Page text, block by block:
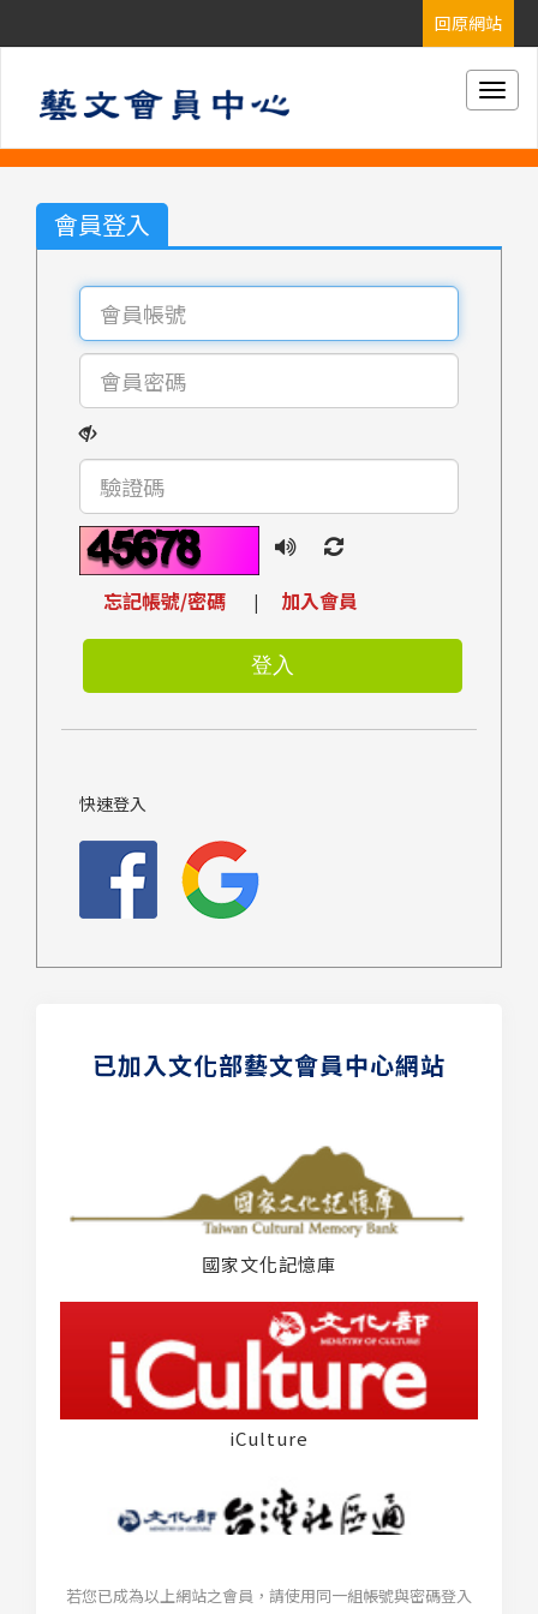
會員登入
忘記帳號/密碼 | 加入會員
快速登入
已加入文化部藝文會員中心網站
國家文化記憶庫
iCulture
若您已成為以上網站之會員，請使用同一組帳號與密碼登入